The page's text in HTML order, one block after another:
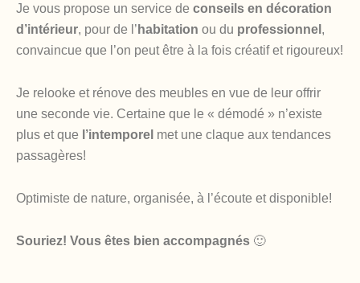
Je vous propose un service de conseils en décoration
d’intérieur, pour de l’ habitation ou du professionnel ,
convaincue que l’on peut être à la fois créatif et rigoureux!
Je relooke et rénove des meubles en vue de leur offrir
une seconde vie. Certaine que le « démodé » n’existe
plus et que l’intemporel met une claque aux tendances
passagères!
Optimiste de nature, organisée, à l’écoute et disponible!
Souriez! Vous êtes bien accompagnés 🙂